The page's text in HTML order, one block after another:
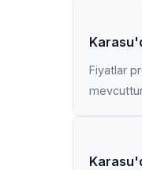
Fiyatlar